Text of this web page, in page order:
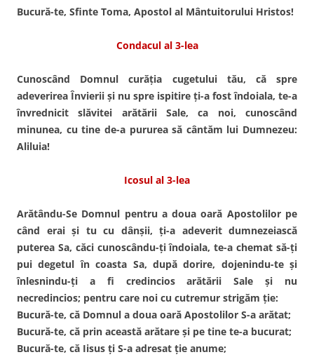
Bucură-te, Sfinte Toma, Apostol al Mântuitorului Hristos!
Condacul al 3-lea
Cunoscând Domnul curăţia cugetului tău, că spre
adeverirea Învierii şi nu spre ispitire ţi-a fost îndoiala, te-a
învrednicit slăvitei arătării Sale, ca noi, cunoscând
minunea, cu tine de-a pururea să cântăm lui Dumnezeu:
Aliluia!
Icosul al 3-lea
Arătându-Se Domnul pentru a doua oară Apostolilor pe
când erai şi tu cu dânşii, ţi-a adeverit dumnezeiască
puterea Sa, căci cunoscându-ţi îndoiala, te-a chemat să-ţi
pui degetul în coasta Sa, după dorire, dojenindu-te şi
înlesnindu-ţi a fi credincios arătării Sale şi nu
necredincios; pentru care noi cu cutremur strigăm ţie:
Bucură-te, că Domnul a doua oară Apostolilor S-a arătat;
Bucură-te, că prin această arătare şi pe tine te-a bucurat;
Bucură-te, că Iisus ţi S-a adresat ţie anume;